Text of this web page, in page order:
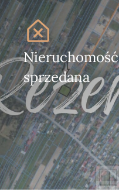
Nieruchomość
sprzedana